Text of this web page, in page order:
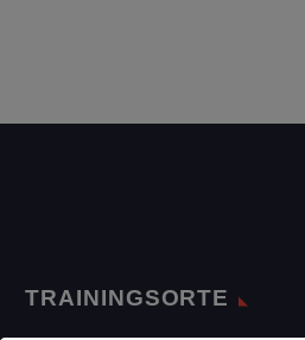
TRAININGSORTE